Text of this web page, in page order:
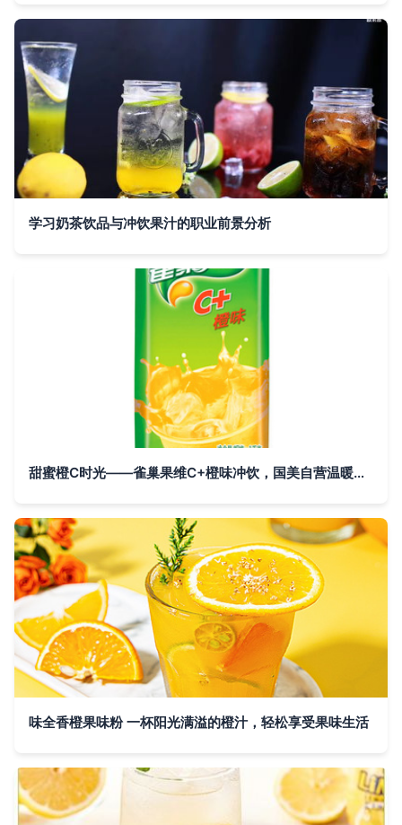
学习奶茶饮品与冲饮果汁的职业前景分析
甜蜜橙C时光——雀巢果维C+橙味冲饮，国美自营温暖你的冬天
味全香橙果味粉 一杯阳光满溢的橙汁，轻松享受果味生活